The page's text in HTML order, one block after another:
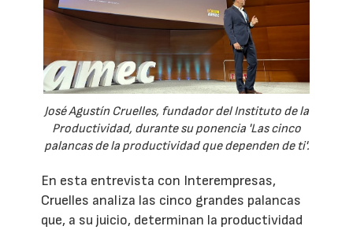
José Agustín Cruelles, fundador del Instituto de la
Productividad, durante su ponencia 'Las cinco
palancas de la productividad que dependen de ti'.
En esta entrevista con Interempresas,
Cruelles analiza las cinco grandes palancas
que, a su juicio, determinan la productividad